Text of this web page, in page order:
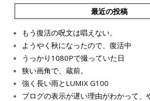
最近の投稿
もう復活の呪文は唱えない。
ようやく秋になったので、復活中
うっかり1080Pで撮っていた日
狭い画角で、蔵前。
強く長い雨とLUMIX G100
ブログの表示が遅い理由がわかって、